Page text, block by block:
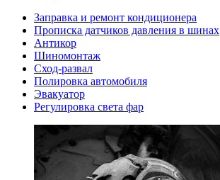
Заправка и ремонт кондиционера
Прописка датчиков давления в шинах
Антикор
Шиномонтаж
Сход-развал
Полировка автомобиля
Эвакуатор
Регулировка света фар